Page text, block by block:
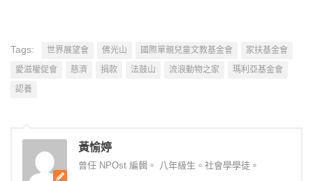
Tags: 世界展望會 佛光山 國際單親兒童文教基金會
家扶基金會
愛滋權促會
慈濟 捐款 法鼓山 流浪動物之家
瑪利亞基金會
認養
黃愉婷
曾任 NPOst 編輯。 八年級生。社會學學徒。